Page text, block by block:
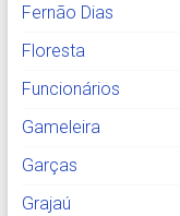
Fernão Dias
Floresta
Funcionários
Gameleira
Garças
Grajaú